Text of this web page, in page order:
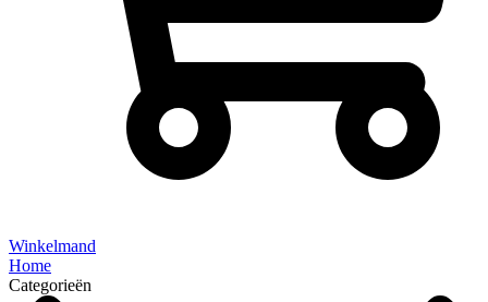
Winkelmand
Home
Categorieën